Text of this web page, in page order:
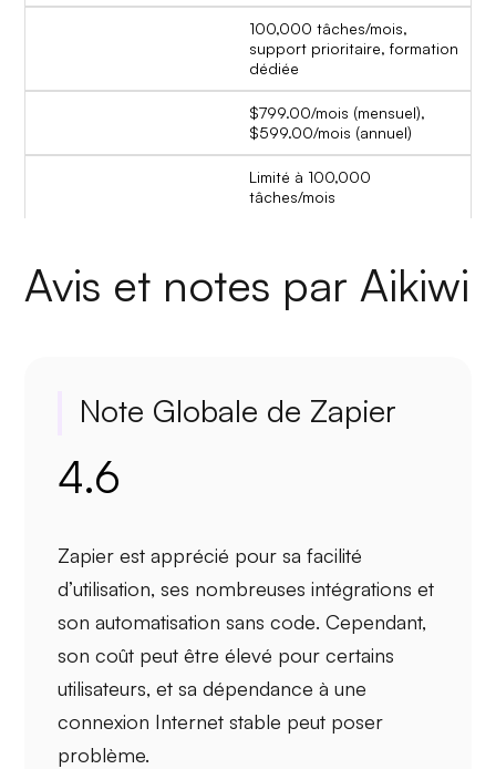
100,000 tâches/mois,
support prioritaire, formation
dédiée
$799.00/mois (mensuel),
$599.00/mois (annuel)
Limité à 100,000
tâches/mois
Avis et notes par Aikiwi
Note Globale de Zapier
4.6
Zapier est apprécié pour safacilité
d’utilisation, ses nombreuses intégrations et
sonautomatisation sans code. Cependant,
son coût peut être élevé pour certains
utilisateurs, et sa dépendance à une
connexion Internet stable peut poser
problème.